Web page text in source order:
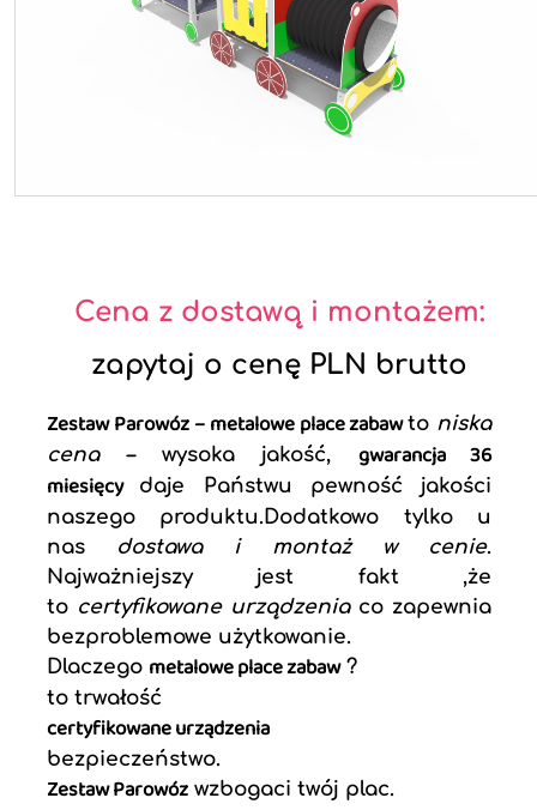
Cena z dostawą i montażem:
zapytaj o cenę PLN brutto
Zestaw Parowóz – metalowe place zabawto niska
cena – wysoka jakość, gwarancja 36
miesięcy
daje Państwu pewność jakości
naszego produktu.Dodatkowo tylko u
nas dostawa i montaż w cenie.
Najważniejszy jest fakt ,że
to certyfikowane urządzenia co zapewnia
bezproblemowe użytkowanie.
Dlaczego metalowe place zabaw?
to trwałość
certyfikowane urządzenia
bezpieczeństwo.
Zestaw Parowóz wzbogaci twój plac.